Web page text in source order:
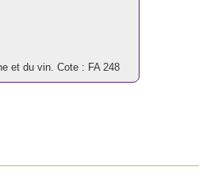
et du vin. Cote : FA 248